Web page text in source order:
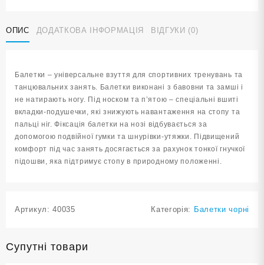
37
розмір
ОПИС ДОДАТКОВА ІНФОРМАЦІЯ ВІДГУКИ (0)
Балетки – універсальне взуття для спортивних тренувань та
танцювальних занять. Балетки виконані з бавовни та замші і
не натирають ногу. Під носком та п’ятою – спеціальні вшиті
вкладки-подушечки, які знижують навантаження на стопу та
пальці ніг. Фіксація балетки на нозі відбувається за
допомогою подвійної гумки та шнурівки-утяжки. Підвищений
комфорт під час занять досягається за рахунок тонкої гнучкої
підошви, яка підтримує стопу в природному положенні.
Артикул:40035 Категорія: Балетки чорні
Супутні товари